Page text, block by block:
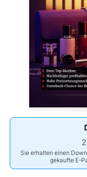
Sie erhalten einen
gekaufte E-